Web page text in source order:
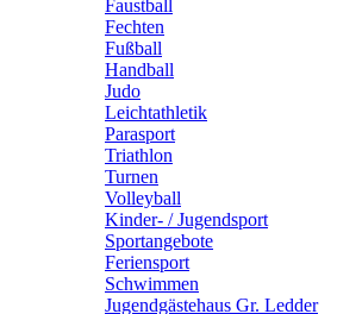
Faustball
Fechten
Fußball
Handball
Judo
Leichtathletik
Parasport
Triathlon
Turnen
Volleyball
Kinder- / Jugendsport
Sportangebote
Feriensport
Schwimmen
Jugendgästehaus Gr. Ledder